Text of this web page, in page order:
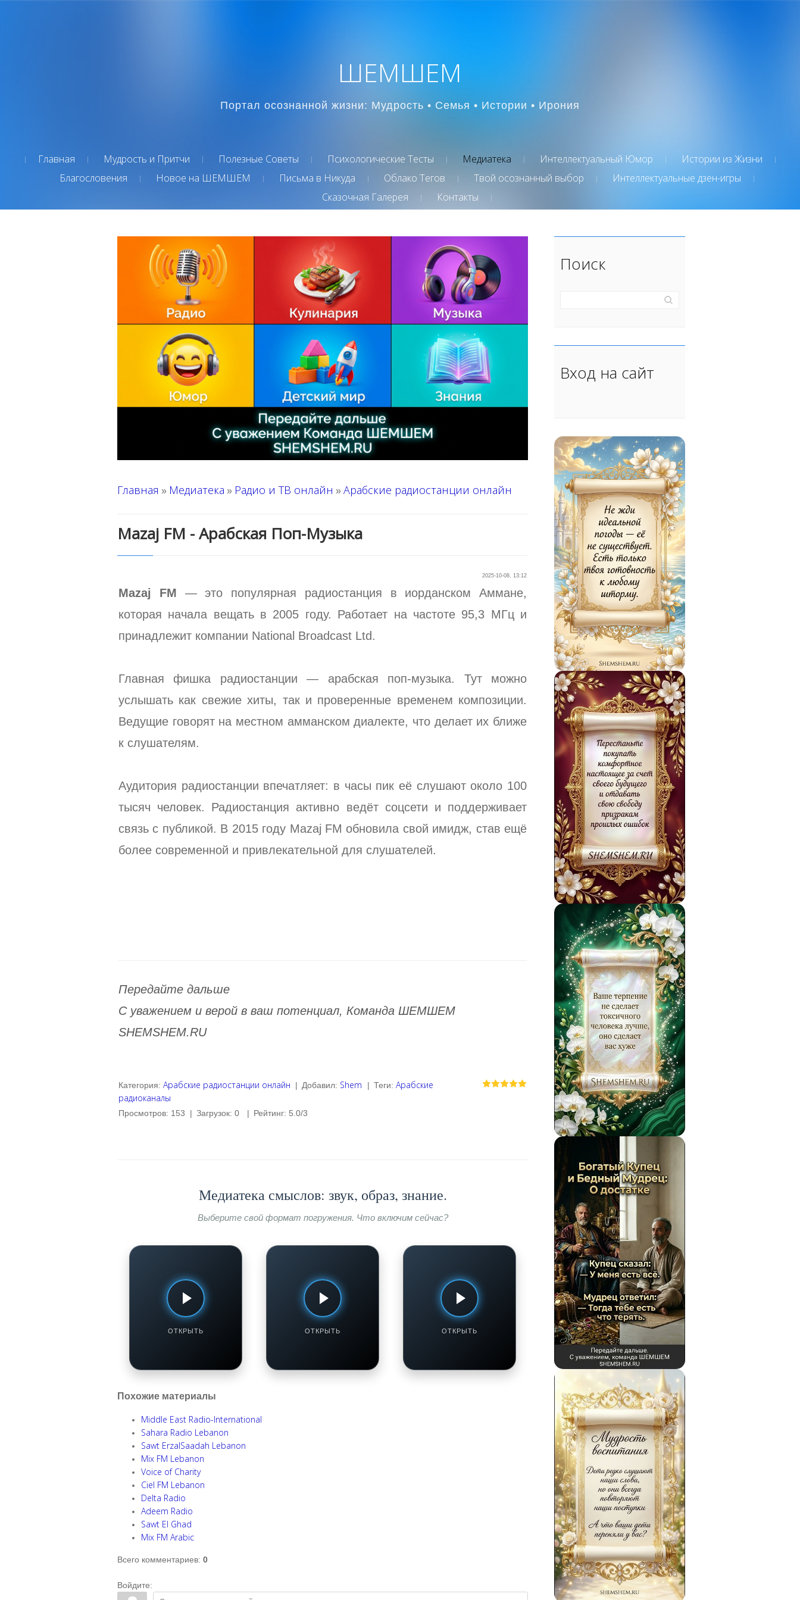
ШЕМШЕМ
Портал осознанной жизни: Мудрость • Семья • Истории • Ирония
Главная Мудрость и Притчи Полезные Советы Психологические Тесты Медиатека Интеллектуальный Юмор
Истории из Жизни
Благословения
Новое на ШЕМШЕМ Письма в Никуда Облако Тегов Твой осознанный выбор
Интеллектуальные дзен-игры
Сказочная Галерея
Контакты
Главная » Медиатека » Радио и ТВ онлайн » Арабские радиостанции онлайн
Mazaj FM - Арабская Поп-Музыка
2025-10-08, 13:12
Mazaj FM — это популярная радиостанция в иорданском Аммане,
которая начала вещать в 2005 году. Работает на частоте 95,3 МГц и
принадлежит компании National Broadcast Ltd.
Главная фишка радиостанции — арабская поп-музыка. Тут можно
услышать как свежие хиты, так и проверенные временем композиции.
Ведущие говорят на местном амманском диалекте, что делает их ближе
к слушателям.
Аудитория радиостанции впечатляет: в часы пик её слушают около 100
тысяч человек. Радиостанция активно ведёт соцсети и поддерживает
связь с публикой. В 2015 году Mazaj FM обновила свой имидж, став ещё
более современной и привлекательной для слушателей.
Передайте дальше
С уважением и верой в ваш потенциал, Команда ШЕМШЕМ
SHEMSHEM.RU
Категория: Арабские радиостанции онлайн | Добавил: Shem | Теги: Арабские
радиоканалы
Просмотров: 153 | Загрузок: 0 | Рейтинг: 5.0/3
Медиатека смыслов: звук, образ, знание.
Выберите свой формат погружения. Что включим сейчас?
ОТКРЫТЬ
КУХНЯ С АКЦЕНТОМ:
ГАСТРОНОМИЧЕСКИЕ ТРАДИЦИИ
Аджика настоящая
мегрельская!
Смотреть / Слушать ОТКРЫТЬ
ТАДЖИКСКИЕ РАДИОСТАНЦИИ
ОНЛАЙН
Kand FM Tajikistan
ОТКРЫТЬ
ШОУ «БИТВА ШЕФОВ»
Битва шефов, 5 сезон, 2
выпуск
Смотреть / Слушать
Похожие материалы
Middle East Radio-International
Sahara Radio Lebanon
Sawt ErzalSaadah Lebanon
Mix FM Lebanon
Voice of Charity
Ciel FM Lebanon
Delta Radio
Adeem Radio
Sawt El Ghad
Mix FM Arabic
Всего комментариев: 0
Войдите:
Поиск
Вход на сайт